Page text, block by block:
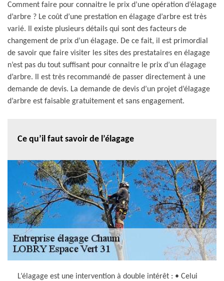
Comment faire pour connaitre le prix d’une opération d’élagage
d’arbre ? Le coût d’une prestation en élagage d’arbre est très
varié. Il existe plusieurs détails qui sont des facteurs de
changement de prix d’un élagage. De ce fait, il est primordial
de savoir que faire visiter les sites des prestataires en élagage
n’est pas du tout suffisant pour connaitre le prix d’un élagage
d’arbre. Il est très recommandé de passer directement à une
demande de devis. La demande de devis d’un projet d’élagage
d’arbre est faisable gratuitement et sans engagement.
Ce qu’il faut savoir de l’élagage
L’élagage est une intervention à double intérêt : • Celui